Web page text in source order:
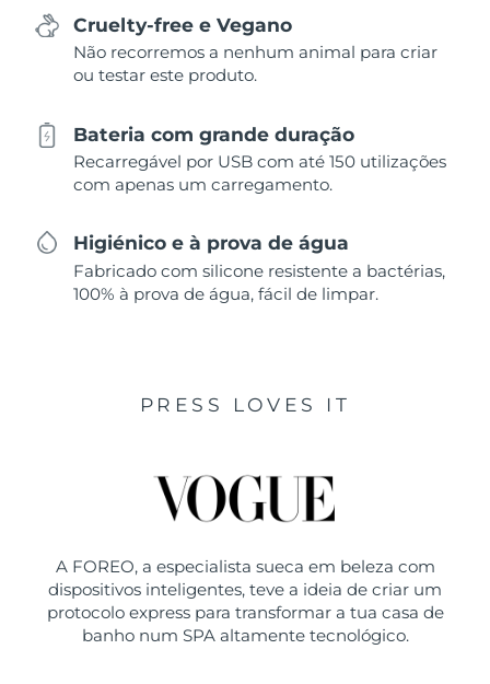
Cruelty-free e Vegano
Não recorremos a nenhum animal para criar
ou testar este produto.
Bateria com grande duração
Recarregável por USB com até 150 utilizações
com apenas um carregamento.
Higiénico e à prova de água
Fabricado com silicone resistente a bactérias,
100% à prova de água, fácil de limpar.
PRESS LOVES IT
A FOREO, a especialista sueca em beleza com
dispositivos inteligentes, teve a ideia de criar um
protocolo express para transformar a tua casa de
banho num SPA altamente tecnológico.